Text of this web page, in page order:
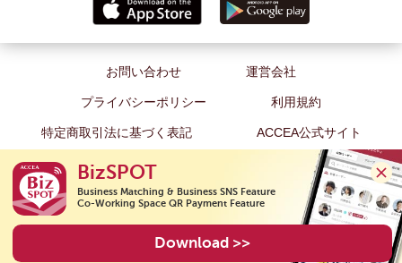
お問い合わせ 運営会社
プライバシーポリシー 利用規約
特定商取引法に基づく表記 ACCEA公式サイト
BizSPOT
Business Matching & Business SNS Feature
Co-Working Space QR Payment Feature
Download >>